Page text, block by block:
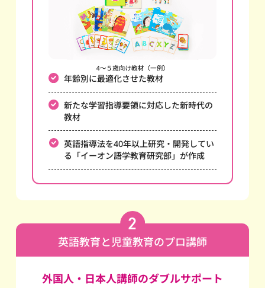
年齢別に最適化させた教材
新たな学習指導要領に対応した新時代の
教材
英語指導法を40年以上研究・開発してい
る 「イーオン語学教育研究部」が作成
英語教育と児童教育のプロ講師
外国人・日本人講師のダブルサポート